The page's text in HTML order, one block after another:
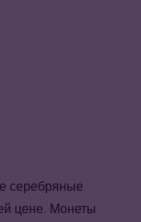
серебряные
цене. Монеты